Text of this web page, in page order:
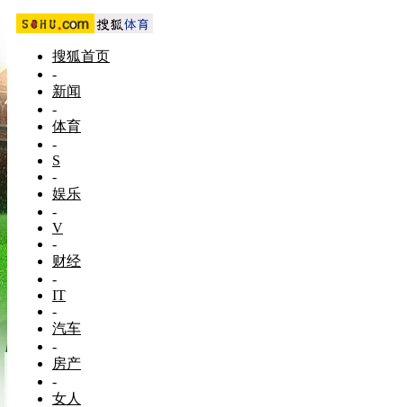
搜狐首页
-
新闻
-
体育
-
S
-
娱乐
-
V
-
财经
-
IT
-
汽车
-
房产
-
女人